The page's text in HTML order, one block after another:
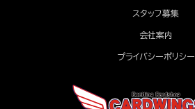
スタッフ募集
会社案内
プライバシーポリシー